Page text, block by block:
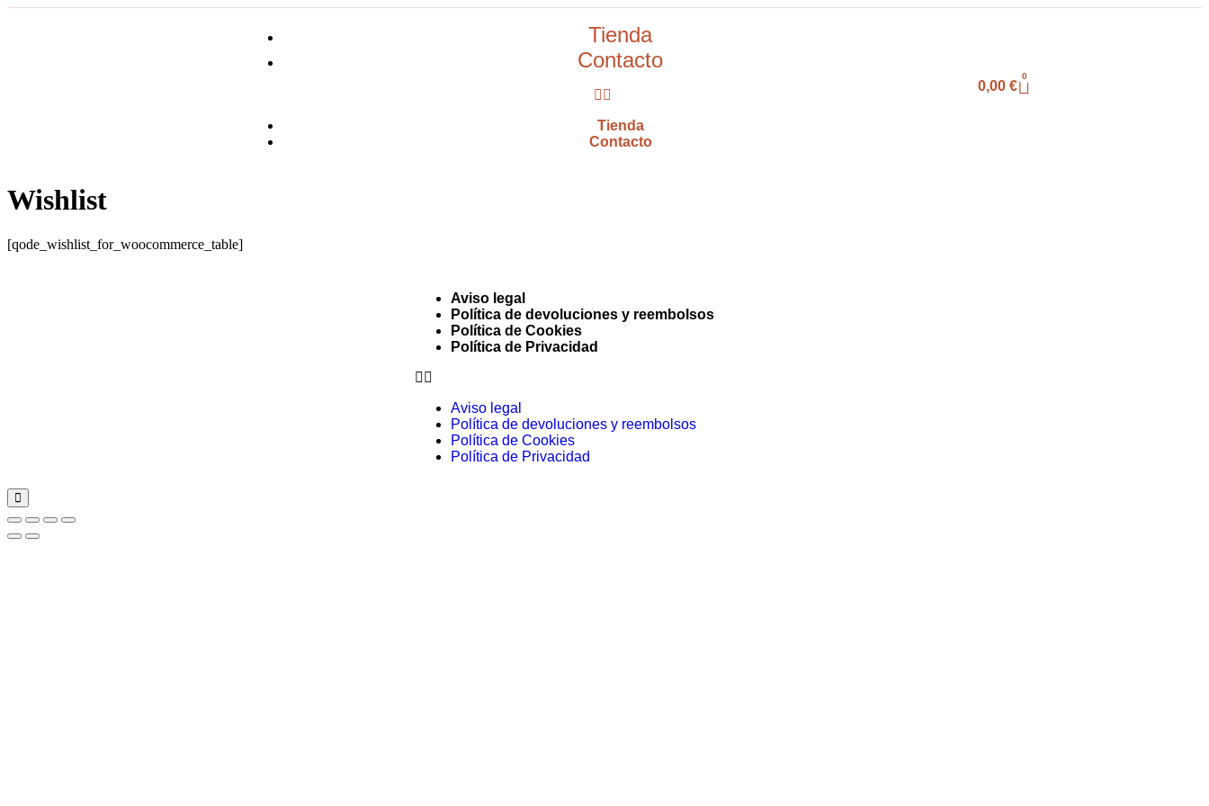
Tienda
Contacto
Tienda
Contacto
0,00 €
0
Wishlist
[qode_wishlist_for_woocommerce_table]
Aviso legal
Política de devoluciones y reembolsos
Política de Cookies
Política de Privacidad
Aviso legal
Política de devoluciones y reembolsos
Política de Cookies
Política de Privacidad